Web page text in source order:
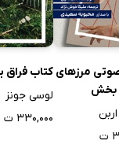
مرزهای
بخش
کتاب
لوسی جونز
۳۳۰,۰۰۰ ت